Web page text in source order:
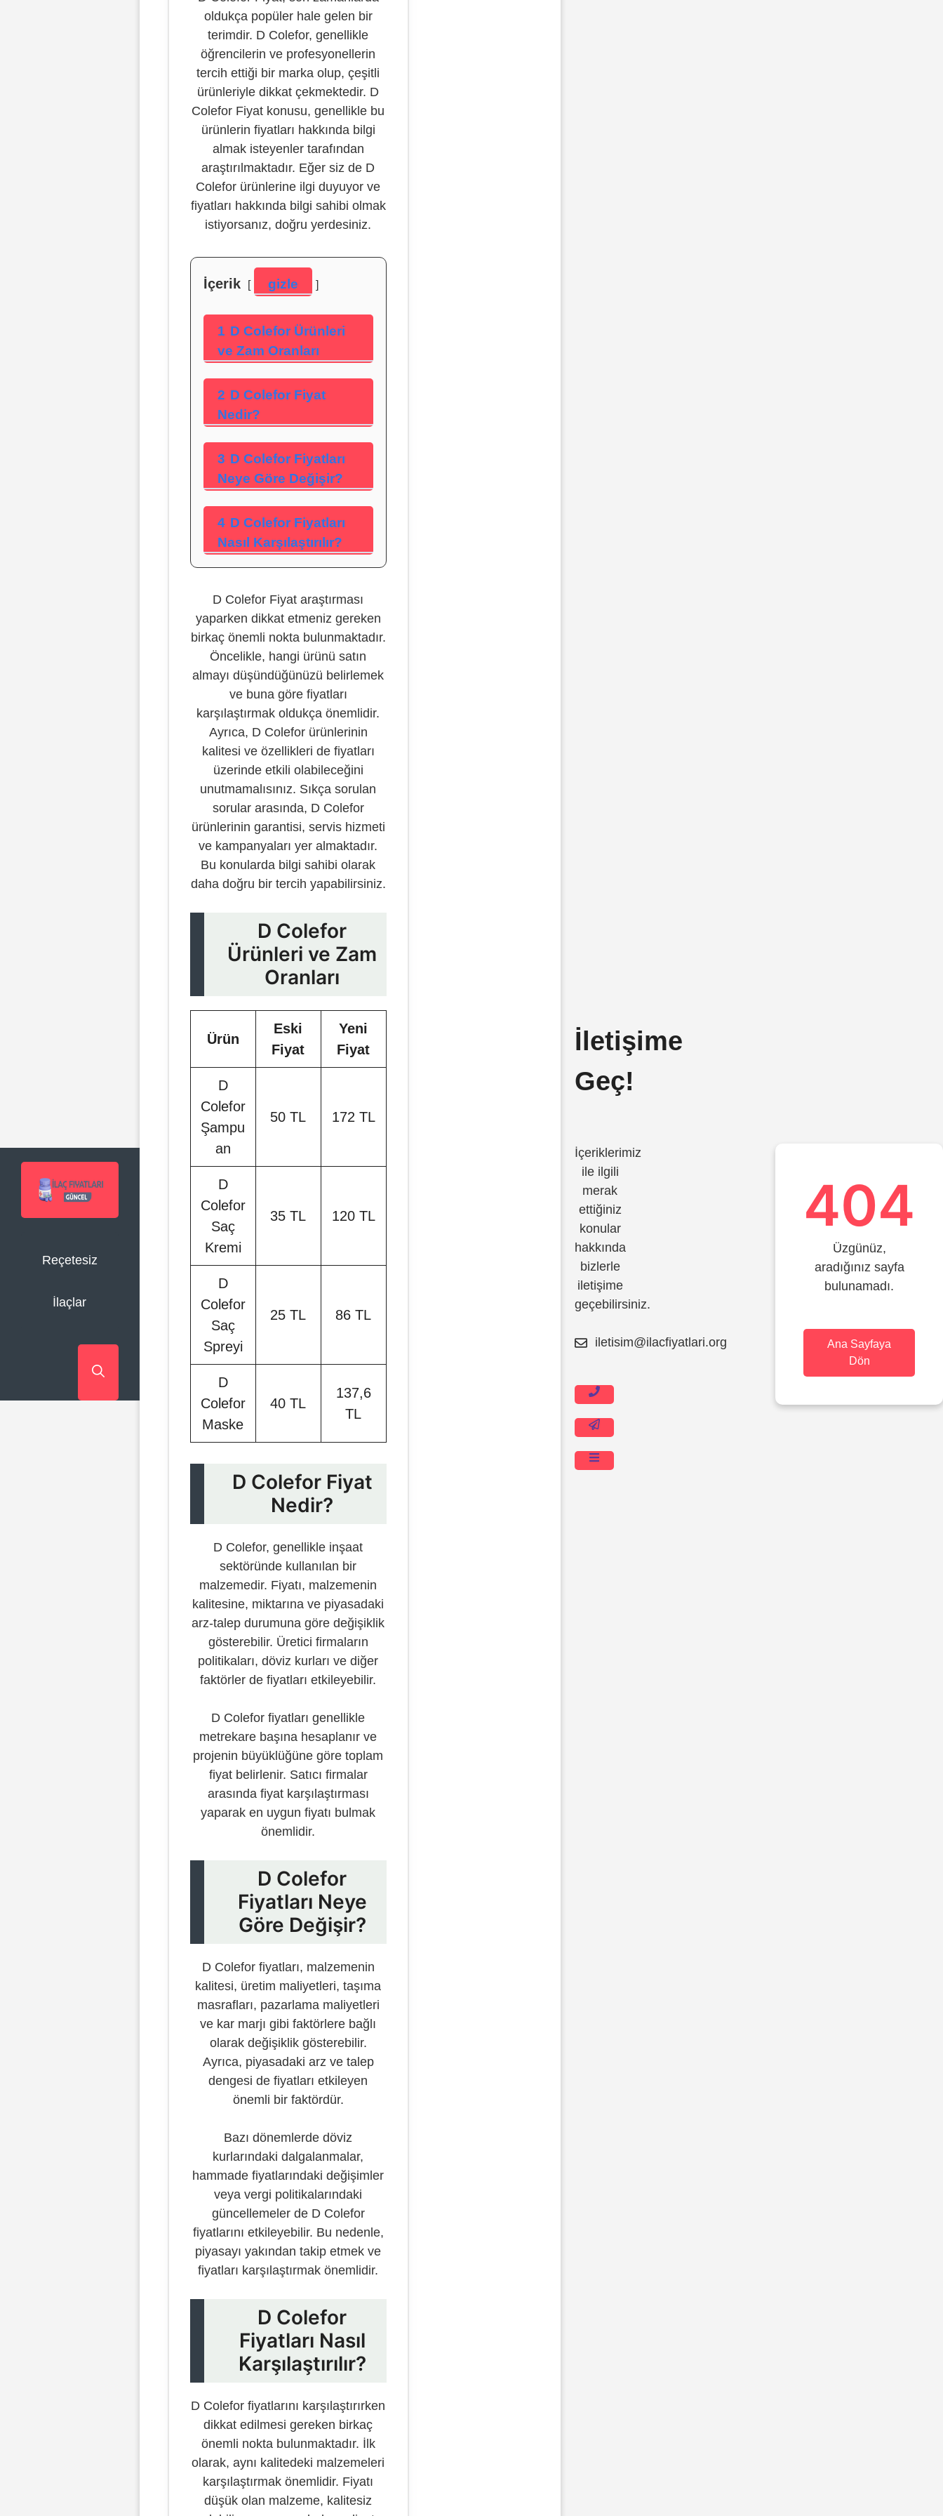
Reçetesiz
İlaçlar
oldukça popüler hale gelen bir
terimdir. D Colefor, genellikle
öğrencilerin ve profesyonellerin
tercih ettiği bir marka olup, çeşitli
ürünleriyle dikkat çekmektedir. D
Colefor Fiyat konusu, genellikle bu
ürünlerin fiyatları hakkında bilgi
almak isteyenler tarafından
araştırılmaktadır. Eğer siz de D
Colefor ürünlerine ilgi duyuyor ve
fiyatları hakkında bilgi sahibi olmak
istiyorsanız, doğru yerdesiniz.
İçerik gizle
1 D Colefor Ürünleri
ve Zam Oranları
2 D Colefor Fiyat
Nedir?
3 D Colefor Fiyatları
Neye Göre Değişir?
4 D Colefor Fiyatları
Nasıl Karşılaştırılır?
D Colefor Fiyat araştırması
yaparken dikkat etmeniz gereken
birkaç önemli nokta bulunmaktadır.
Öncelikle, hangi ürünü satın
almayı düşündüğünüzü belirlemek
ve buna göre fiyatları
karşılaştırmak oldukça önemlidir.
Ayrıca, D Colefor ürünlerinin
kalitesi ve özellikleri de fiyatları
üzerinde etkili olabileceğini
unutmamalısınız. Sıkça sorulan
sorular arasında, D Colefor
ürünlerinin garantisi, servis hizmeti
ve kampanyaları yer almaktadır.
Bu konularda bilgi sahibi olarak
daha doğru bir tercih yapabilirsiniz.
D Colefor
Ürünleri ve Zam
Oranları
Ürün
Eski
Fiyat
Yeni
Fiyat
D
Colefor
Şampu
an
50 TL 172 TL
D
Colefor
Saç
Kremi
35 TL 120 TL
D
Colefor
Saç
Spreyi
25 TL 86 TL
D
Colefor
Maske
40 TL
137,6
TL
D Colefor Fiyat
Nedir?
D Colefor, genellikle inşaat
sektöründe kullanılan bir
malzemedir. Fiyatı, malzemenin
kalitesine, miktarına ve piyasadaki
arz-talep durumuna göre değişiklik
gösterebilir. Üretici firmaların
politikaları, döviz kurları ve diğer
faktörler de fiyatları etkileyebilir.
D Colefor fiyatları genellikle
metrekare başına hesaplanır ve
projenin büyüklüğüne göre toplam
fiyat belirlenir. Satıcı firmalar
arasında fiyat karşılaştırması
yaparak en uygun fiyatı bulmak
önemlidir.
D Colefor
Fiyatları Neye
Göre Değişir?
D Colefor fiyatları, malzemenin
kalitesi, üretim maliyetleri, taşıma
masrafları, pazarlama maliyetleri
ve kar marjı gibi faktörlere bağlı
olarak değişiklik gösterebilir.
Ayrıca, piyasadaki arz ve talep
dengesi de fiyatları etkileyen
önemli bir faktördür.
Bazı dönemlerde döviz
kurlarındaki dalgalanmalar,
hammade fiyatlarındaki değişimler
veya vergi politikalarındaki
güncellemeler de D Colefor
fiyatlarını etkileyebilir. Bu nedenle,
piyasayı yakından takip etmek ve
fiyatları karşılaştırmak önemlidir.
D Colefor
Fiyatları Nasıl
Karşılaştırılır?
D Colefor fiyatlarını karşılaştırırken
dikkat edilmesi gereken birkaç
önemli nokta bulunmaktadır. İlk
olarak, aynı kalitedeki malzemeleri
karşılaştırmak önemlidir. Fiyatı
düşük olan malzeme, kalitesiz
İletişime
Geç!
İçeriklerimiz
ile ilgili
merak
ettiğiniz
konular
hakkında
bizlerle
iletişime
geçebilirsiniz.
iletisim@ilacfiyatlari.org
404
Üzgünüz,
aradığınız sayfa
bulunamadı.
Ana Sayfaya
Dön